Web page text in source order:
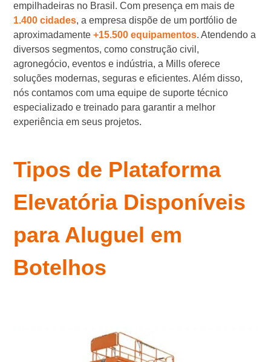
empilhadeiras no Brasil. Com presença em mais de
1.400 cidades, a empresa dispõe de um portfólio de
aproximadamente+15.500 equipamentos. Atendendo a
diversos segmentos, como construção civil,
agronegócio, eventos e indústria, a Mills oferece
soluções modernas, seguras e eficientes. Além disso,
nós contamos com uma equipe de suporte técnico
especializado e treinado para garantir a melhor
experiência em seus projetos.
Tipos de Plataforma
Elevatória Disponíveis
para Aluguel em
Botelhos